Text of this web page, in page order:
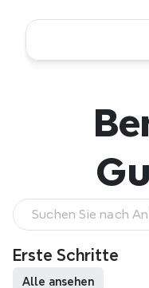
Suchen Sie nach
und Workflows
Erste Schritte
Alle ansehen